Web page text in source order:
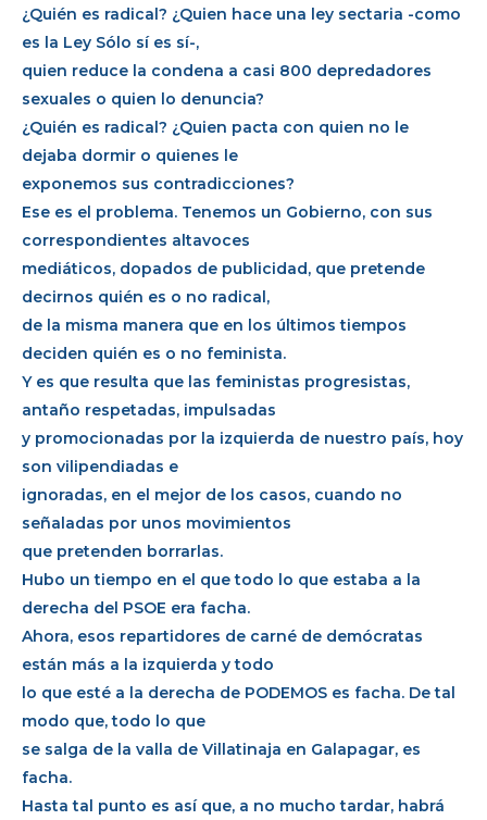
¿Quién es radical? ¿Quien hace una ley sectaria -como
es la Ley Sólo sí es sí-,
quien reduce la condena a casi 800 depredadores
sexuales o quien lo denuncia?
¿Quién es radical? ¿Quien pacta con quien no le
dejaba dormir o quienes le
exponemos sus contradicciones?
Ese es el problema. Tenemos un Gobierno, con sus
correspondientes altavoces
mediáticos, dopados de publicidad, que pretende
decirnos quién es o no radical,
de la misma manera que en los últimos tiempos
deciden quién es o no feminista.
Y es que resulta que las feministas progresistas,
antaño respetadas, impulsadas
y promocionadas por la izquierda de nuestro país, hoy
son vilipendiadas e
ignoradas, en el mejor de los casos, cuando no
señaladas por unos movimientos
que pretenden borrarlas.
Hubo un tiempo en el que todo lo que estaba a la
derecha del PSOE era facha.
Ahora, esos repartidores de carné de demócratas
están más a la izquierda y todo
lo que esté a la derecha de PODEMOS es facha. De tal
modo que, todo lo que
se salga de la valla de Villatinaja en Galapagar, es
facha.
Hasta tal punto es así que, a no mucho tardar, habrá